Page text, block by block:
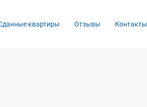
квартиры Отзывы Контакты